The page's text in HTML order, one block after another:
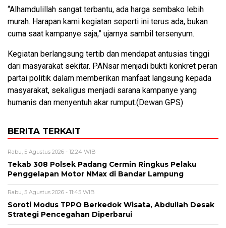
“Alhamdulillah sangat terbantu, ada harga sembako lebih
murah. Harapan kami kegiatan seperti ini terus ada, bukan
cuma saat kampanye saja,” ujarnya sambil tersenyum.
Kegiatan berlangsung tertib dan mendapat antusias tinggi
dari masyarakat sekitar. PANsar menjadi bukti konkret peran
partai politik dalam memberikan manfaat langsung kepada
masyarakat, sekaligus menjadi sarana kampanye yang
humanis dan menyentuh akar rumput.(Dewan GPS)
BERITA TERKAIT
Rabu, 5 Agustus 2026 - 12:24 WIB
Tekab 308 Polsek Padang Cermin Ringkus Pelaku
Penggelapan Motor NMax di Bandar Lampung
Rabu, 5 Agustus 2026 - 11:45 WIB
Soroti Modus TPPO Berkedok Wisata, Abdullah Desak
Strategi Pencegahan Diperbarui